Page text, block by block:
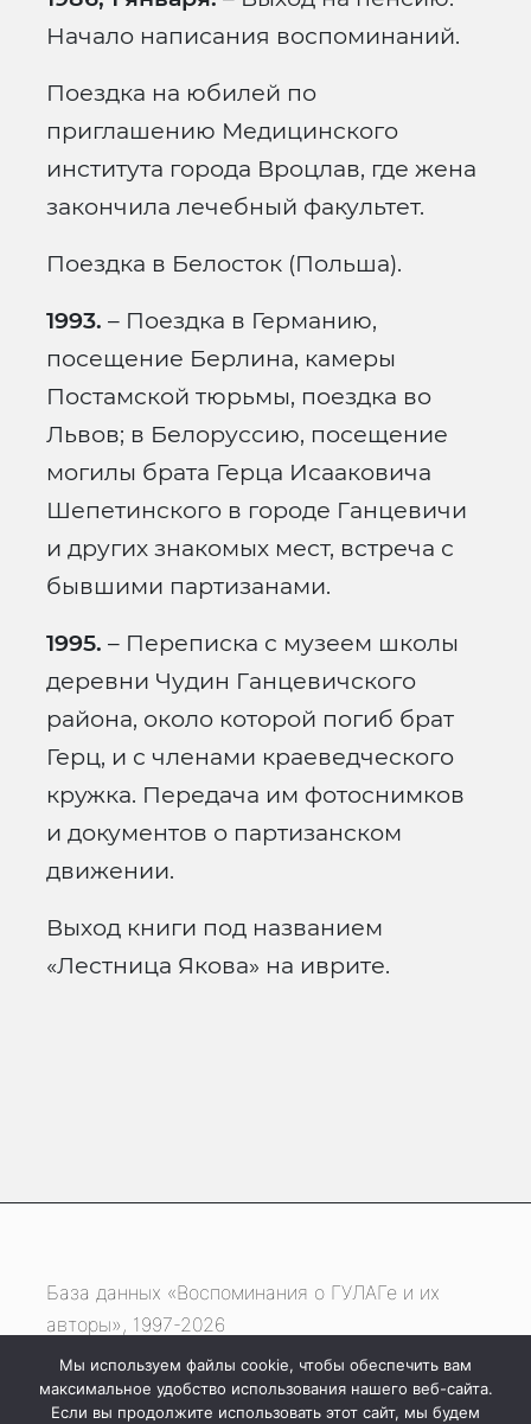
Начало написания воспоминаний.
Поездка на юбилей по
приглашению Медицинского
института города Вроцлав, где жена
закончила лечебный факультет.
Поездка в Белосток (Польша).
1993. – Поездка в Германию,
посещение Берлина, камеры
Постамской тюрьмы, поездка во
Львов; в Белоруссию, посещение
могилы брата Герца Исааковича
Шепетинского в городе Ганцевичи
и других знакомых мест, встреча с
бывшими партизанами.
1995. – Переписка с музеем школы
деревни Чудин Ганцевичского
района, около которой погиб брат
Герц, и с членами краеведческого
кружка. Передача им фотоснимков
и документов о партизанском
движении.
Выход книги под названием
«Лестница Якова» на иврите.
База данных «Воспоминания о ГУЛАГе и их
авторы», 1997-2026
Если вы нашли ошибку, выделите фрагмент
текста и нажмите одновременно
Мы используем файлы cookie, чтобы обеспечить вам
максимальное удобство использования нашего веб-сайта.
Если вы продолжите использовать этот сайт, мы будем